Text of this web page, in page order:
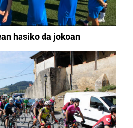
hasiko da jokoan